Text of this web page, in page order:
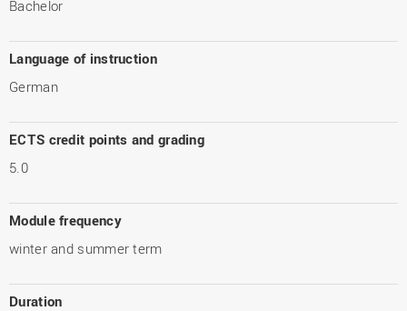
Bachelor
Language of instruction
German
ECTS credit points and grading
5.0
Module frequency
winter and summer term
Duration